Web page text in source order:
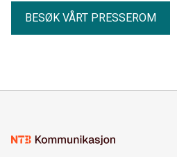
BESØK VÅRT PRESSEROM